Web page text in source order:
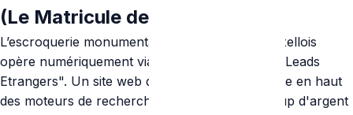
(Le Matricule de TVA)
L’escroquerie monumentale du dépannage bruxellois
opère numériquement via des "Générateurs de Leads
Etrangers". Un site web d'aspect luxueux tourne en haut
des moteurs de recherche moyennant beaucoup d'argent